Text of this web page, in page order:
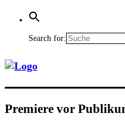
Search for:
Pre­mie­re vor